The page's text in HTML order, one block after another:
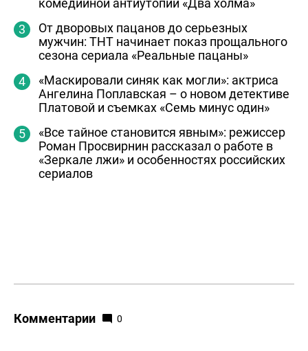
комедийной антиутопии «Два холма»
От дворовых пацанов до серьезных
мужчин: ТНТ начинает показ прощального
сезона сериала «Реальные пацаны»
«Маскировали синяк как могли»: актриса
Ангелина Поплавская – о новом детективе
Платовой и съемках «Семь минус один»
«Все тайное становится явным»: режиссер
Роман Просвирнин рассказал о работе в
«Зеркале лжи» и особенностях российских
сериалов
Комментарии 0